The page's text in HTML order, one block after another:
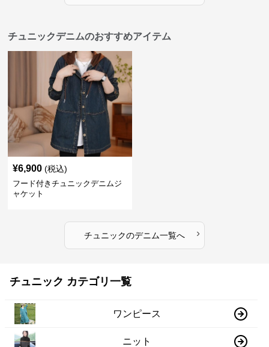
チュニックデニムのおすすめアイテム
¥6,900 (税込)
フード付きチュニックデニムジ
ャケット
チュニックのデニム一覧へ ›
チュニック カテゴリ一覧
ワンピース
ニット